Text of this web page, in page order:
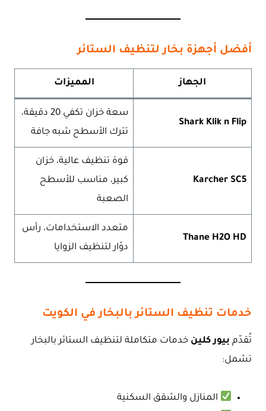
أفضل أجهزة بخار لتنظيف الستائر
الجهاز المميزات
Shark Klik n Flip
سعة خزان تكفي 20 دقيقة،
تترك الأسطح شبه جافة
Karcher SC5
قوة تنظيف عالية، خزان
كبير، مناسب للأسطح
الصعبة
Thane H2O HD
متعدد الاستخدامات، رأس
دوّار لتنظيف الزوايا
خدمات تنظيف الستائر بالبخار في الكويت
تُقدّم بيور كلين خدمات متكاملة لتنظيف الستائر بالبخار
تشمل:
المنازل والشقق السكنية